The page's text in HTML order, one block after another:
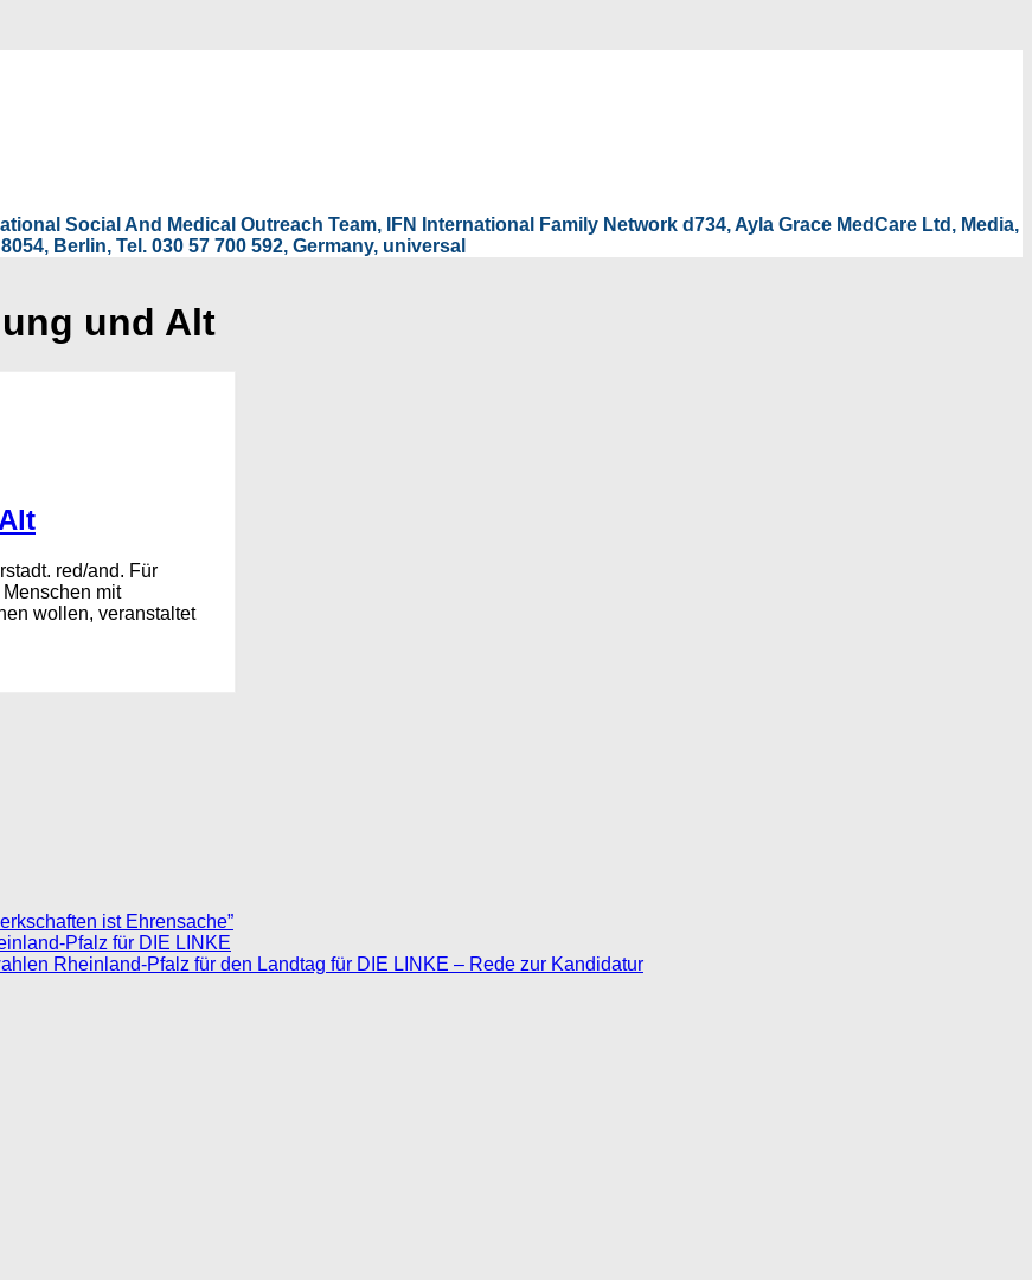
Social And Medical Outreach Team, IFN International Family Network d734, Ayla Grace MedCare Ltd, Media,
Berlin, Tel. 030 57 700 592, Germany, universal
und Alt
red/and. Für
mit
wollen, veranstaltet
ist Ehrensache”
Pfalz für DIE LINKE
Rheinland-Pfalz für den Landtag für DIE LINKE – Rede zur Kandidatur